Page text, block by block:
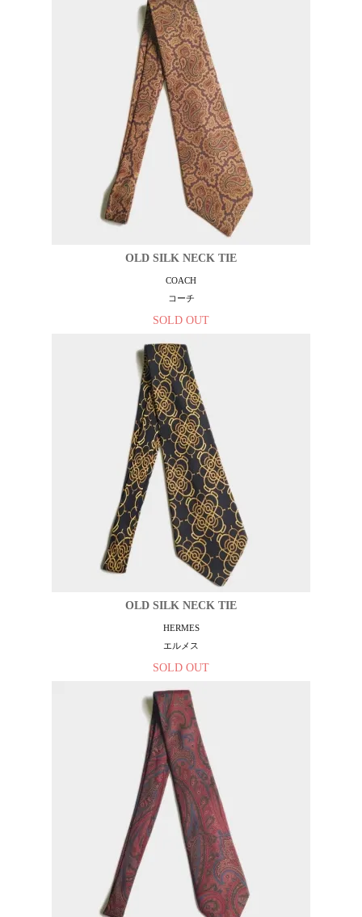
OLD SILK NECK TIE
COACH
コーチ
SOLD OUT
OLD SILK NECK TIE
HERMES
エルメス
SOLD OUT